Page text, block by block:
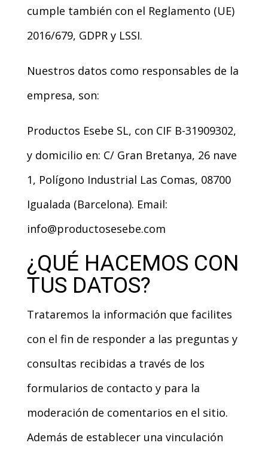
cumple también con el Reglamento (UE)
2016/679, GDPR y LSSI.
Nuestros datos como responsables de la
empresa, son:
Productos Esebe SL, con CIF B-31909302,
y domicilio en: C/ Gran Bretanya, 26 nave
1, Polígono Industrial Las Comas, 08700
Igualada (Barcelona). Email:
info@productosesebe.com
¿QUÉ HACEMOS CON
TUS DATOS?
Trataremos la información que facilites
con el fin de responder a las preguntas y
consultas recibidas a través de los
formularios de contacto y para la
moderación de comentarios en el sitio.
Además de establecer una vinculación